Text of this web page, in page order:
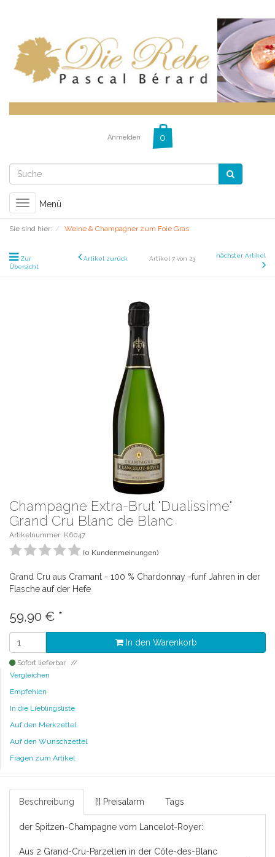
Anmelden
Toggle
navigation
Menü
Sie sind hier: Weine & Champagner zum Foie Gras
Zur
Übersicht
Artikel zurück Artikel 7 von 23 nächster Artikel
Champagne Extra-Brut "Dualissime"
Grand Cru Blanc de Blanc
Artikelnummer: K6047
(0 Kundenmeinungen)
Grand Cru aus Cramant - 100 % Chardonnay -funf Jahren in der
Flasche auf der Hefe
59,90 € *
In den Warenkorb
Sofort lieferbar
Vergleichen
Empfehlen
In die Lieblingsliste
Auf den Merkzettel
Auf den Wunschzettel
Fragen zum Artikel
Beschreibung [!] Preisalarm Tags
der Spitzen-Champagne vom Lancelot-Royer:
Aus 2 Grand-Cru-Parzellen in der Côte-des-Blanc